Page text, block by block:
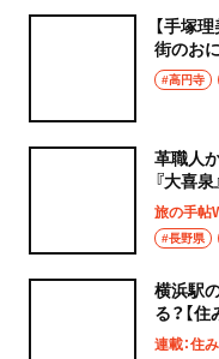
【手塚
街のお
タ」へ！
#高円寺
革職人
『大喜
旅の手帖
#長野県
横浜駅
る？【
連載：住